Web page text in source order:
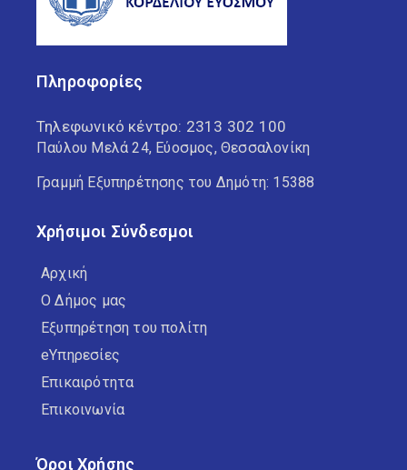
Πληροφορίες
Τηλεφωνικό κέντρο: 2313 302 100
Παύλου Μελά 24, Εύοσμος, Θεσσαλονίκη
Γραμμή Εξυπηρέτησης του Δημότη: 15388
Χρήσιμοι Σύνδεσμοι
Αρχική
Ο Δήμος μας
Εξυπηρέτηση του πολίτη
eΥπηρεσίες
Επικαιρότητα
Επικοινωνία
Όροι Χρήσης